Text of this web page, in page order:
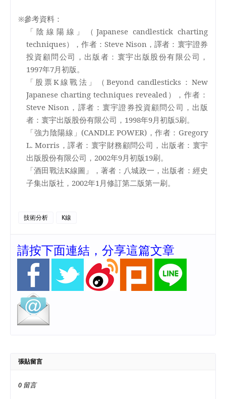
※參考資料：
「陰線陽線」（Japanese candlestick charting
techniques），作者： Steve Nison ，譯者：寰宇證券
投資顧問公司，出版者：寰宇出版股份有限公司，
1997年7月初版。
「股票K 線戰法」（ Beyond candlesticks ：New
Japanese charting techniques revealed ），作者：
Steve Nison ，譯者：寰宇證券投資顧問公司，出版
者：寰宇出版股份有限公司， 1998年9月初版5刷。
「強力陰陽線」 (CANDLE POWER)，作者： Gregory
L. Morris ，譯者：寰宇財務顧問公司，出版者：寰宇
出版股份有限公司， 2002年9月初版19刷。
「酒田戰法K線圖」，著者：八城政一，出版者：經史
子集出版社， 2002年1 月修訂第二版第一刷。
技術分析 K線
請按下面連結，分享這篇文章
張貼留言
0 留言